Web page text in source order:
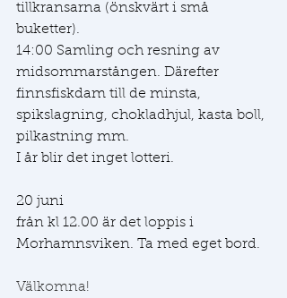
tillkransarna (önskvärt i små
buketter). ​
14:00 Samling och resning av
midsommarstången. Därefter
finnsfiskdam till de minsta,
spikslagning, chokladhjul, kasta boll,
pilkastning mm.
I år blir det inget lotteri.
20 juni
från kl 12.00 är det loppis i
Morhamnsviken. Ta med eget bord.
Välkomna!